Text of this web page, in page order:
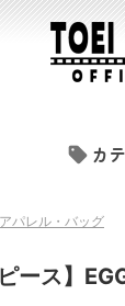
カ
アパレル・バッグ
ピース】